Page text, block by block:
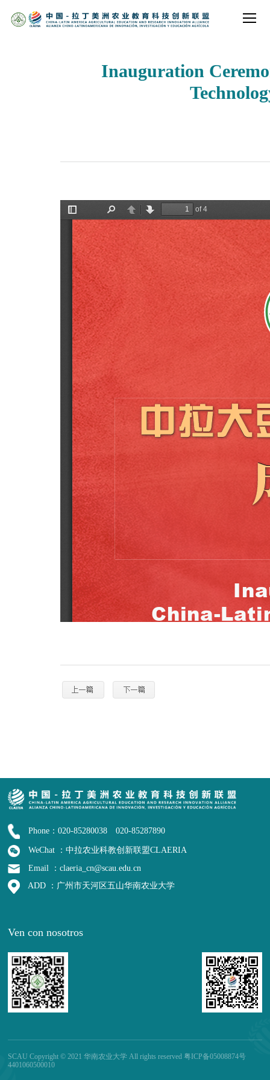
Inauguration
Phone：020-85280038 020-85287890
WeChat ：中拉农业科教创新联盟CLAERIA
Email ：claeria_cn@scau.edu.cn
ADD ：广州市天河区五山华南农业大学
Ven con nosotros
SCAU Copyright © 2021 华南农业大学 All rights reserved 粤ICP备05008874号
4401060500010